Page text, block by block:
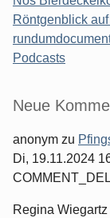
Röntgenblick
Podcasts
Seitenleiste
Neue
anonym zu
Di, 19.11.2024
Regina Wiegartz